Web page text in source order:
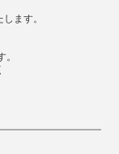
ます。